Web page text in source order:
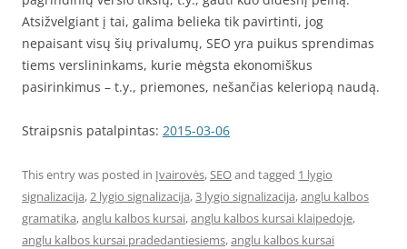
Atsižvelgiant į tai, galima belieka tik pavirtinti, jog
nepaisant visų šių privalumų, SEO yra puikus sprendimas
tiems verslininkams, kurie mėgsta ekonomiškus
pasirinkimus – t.y., priemones, nešančias keleriopą naudą.
Straipsnis patalpintas: 2015-03-06
This entry was posted in Įvairovės,SEOand tagged 1 lygio
signalizacija,2 lygio signalizacija,3 lygio signalizacija,anglu kalbos
gramatika,anglu kalbos kursai,anglu kalbos kursai klaipedoje,
anglu kalbos kursai pradedantiesiems,anglu kalbos kursai